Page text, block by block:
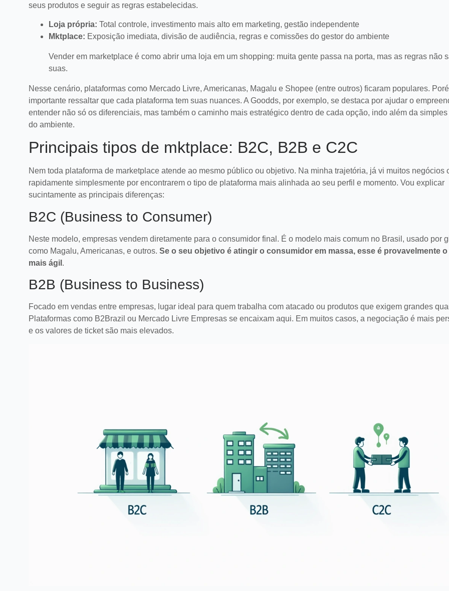
seus produtos e seguir as regras estabelecidas.
Loja própria: Total controle, investimento mais alto em marketing, gestão independente
Mktplace: Exposição imediata, divisão de audiência, regras e comissões do gestor do ambiente
Vender em marketplace é como abrir uma loja em um shopping: muita gente passa na porta, mas as regras não
suas.
Nesse cenário, plataformas como Mercado Livre, Americanas, Magalu e Shopee (entre outros) ficaram populares.
importante ressaltar que cada plataforma tem suas nuances. A Goodds, por exemplo, se destaca por ajudar o
entender não só os diferenciais, mas também o caminho mais estratégico dentro de cada opção, indo além da
do ambiente.
Principais tipos de mktplace: B2C, B2B e C2C
Nem toda plataforma de marketplace atende ao mesmo público ou objetivo. Na minha trajetória, já vi muitos negócios
rapidamente simplesmente por encontrarem o tipo de plataforma mais alinhada ao seu perfil e momento. Vou explicar
sucintamente as principais diferenças:
B2C (Business to Consumer)
Neste modelo, empresas vendem diretamente para o consumidor final. É o modelo mais comum no Brasil, usado por
como Magalu, Americanas, e outros. Se o seu objetivo é atingir o consumidor em massa, esse é provavelmente
mais ágil .
B2B (Business to Business)
Focado em vendas entre empresas, lugar ideal para quem trabalha com atacado ou produtos que exigem grandes
Plataformas como B2Brazil ou Mercado Livre Empresas se encaixam aqui. Em muitos casos, a negociação é mais
e os valores de ticket são mais elevados.
6 erros no atendimento pós-
marketplaces
Saiba identificar e corrigir erros
comuns no pós-venda em
marketplaces para melhorar a
satisfação e fidelizar clientes.
LEIA MAIS
6 sinais de que sua
precisa de um upgrade
logística e marketing para
aumentar vendas.
LEIA MAIS